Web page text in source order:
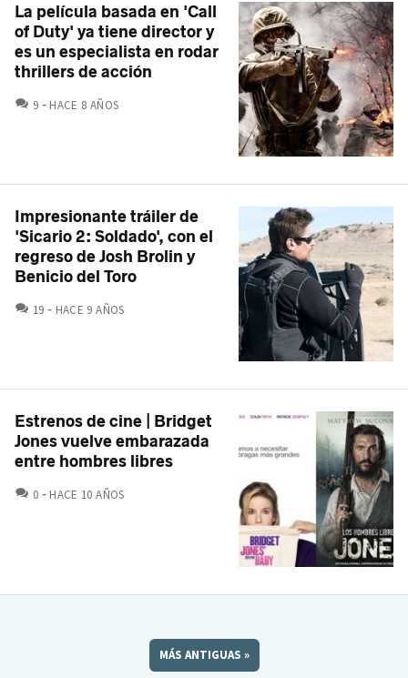
La película basada en 'Call
of Duty' ya tiene director y
es un especialista en rodar
thrillers de acción
9 COMENTARIOS
HACE 8 AÑOS
Impresionante tráiler de
'Sicario 2: Soldado', con el
regreso de Josh Brolin y
Benicio del Toro
19 COMENTARIOS
HACE 9 AÑOS
Estrenos de cine | Bridget
Jones vuelve embarazada
entre hombres libres
0 COMENTARIOS
HACE 10 AÑOS
MÁS ANTIGUAS »